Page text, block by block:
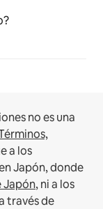
no es una
a los
Japón, donde
Japón, ni a los
través de